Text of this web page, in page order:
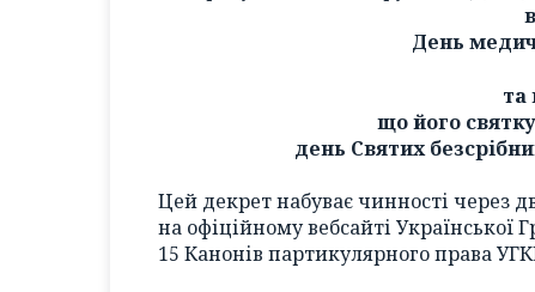
День
та
що його
день Святих
Цей декрет набуває чинності через
на офіційному вебсайті
15 Канонів партикулярного права